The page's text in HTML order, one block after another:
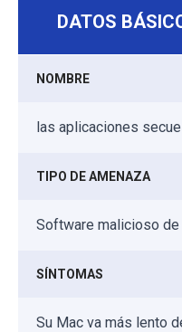
DATOS
NOMBRE
las aplicaciones
TIPO DE AMENAZA
Software malicioso
SÍNTOMAS
Su Mac va más lento